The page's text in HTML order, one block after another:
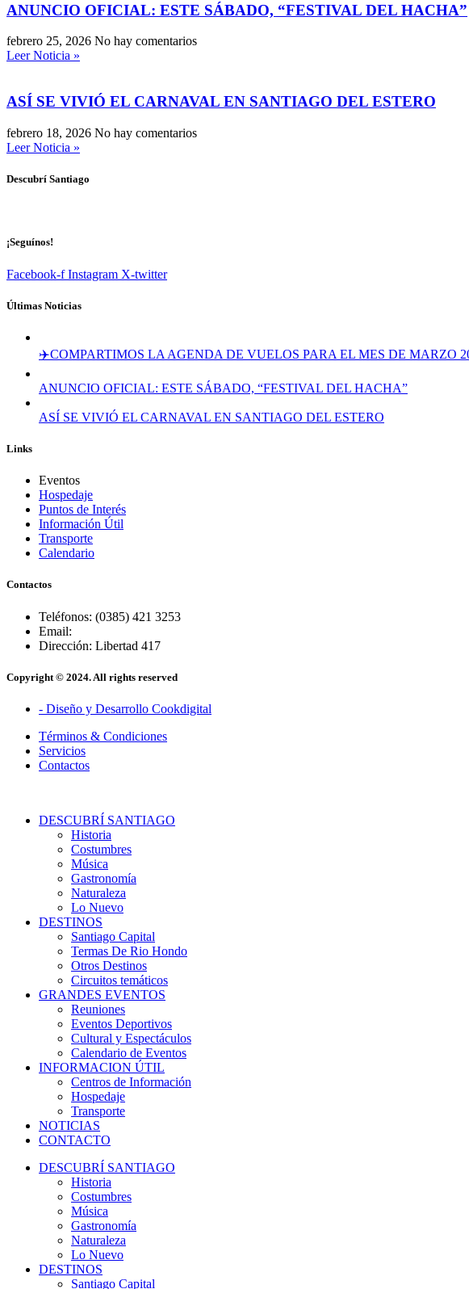
ANUNCIO OFICIAL: ESTE SÁBADO, “FESTIVAL DEL HACHA”
febrero 25, 2026 No hay comentarios
Leer Noticia »
ASÍ SE VIVIÓ EL CARNAVAL EN SANTIAGO DEL ESTERO
febrero 18, 2026 No hay comentarios
Leer Noticia »
Descubrí Santiago
¡Seguínos!
Facebook-f Instagram X-twitter
Últimas Noticias
✈️COMPARTIMOS LA AGENDA DE VUELOS PARA EL MES DE MARZO
ANUNCIO OFICIAL: ESTE SÁBADO, “FESTIVAL DEL HACHA”
ASÍ SE VIVIÓ EL CARNAVAL EN SANTIAGO DEL ESTERO
Links
Eventos
Hospedaje
Puntos de Interés
Información Útil
Transporte
Calendario
Contactos
Teléfonos: (0385) 421 3253
Email:
Dirección: Libertad 417
Copyright © 2024. All rights reserved
- Diseño y Desarrollo Cookdigital
Términos & Condiciones
Servicios
Contactos
DESCUBRÍ SANTIAGO
Historia
Costumbres
Música
Gastronomía
Naturaleza
Lo Nuevo
DESTINOS
Santiago Capital
Termas De Rio Hondo
Otros Destinos
Circuitos temáticos
GRANDES EVENTOS
Reuniones
Eventos Deportivos
Cultural y Espectáculos
Calendario de Eventos
INFORMACION ÚTIL
Centros de Información
Hospedaje
Transporte
NOTICIAS
CONTACTO
DESCUBRÍ SANTIAGO
Historia
Costumbres
Música
Gastronomía
Naturaleza
Lo Nuevo
DESTINOS
Santiago Capital